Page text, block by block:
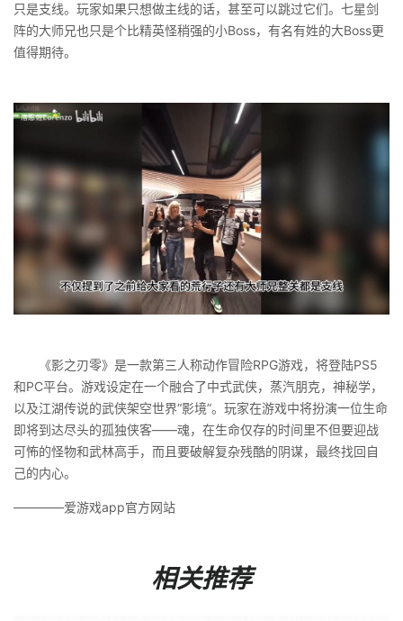
只是支线。玩家如果只想做主线的话，甚至可以跳过它们。七星剑
阵的大师兄也只是个比精英怪稍强的小Boss，有名有姓的大Boss更
值得期待。
《影之刃零》是一款第三人称动作冒险RPG游戏，将登陆PS5
和PC平台。游戏设定在一个融合了中式武侠，蒸汽朋克，神秘学，
以及江湖传说的武侠架空世界“影境”。玩家在游戏中将扮演一位生命
即将到达尽头的孤独侠客——魂，在生命仅存的时间里不但要迎战
可怖的怪物和武林高手，而且要破解复杂残酷的阴谋，最终找回自
己的内心。
————爱游戏app官方网站
相关推荐